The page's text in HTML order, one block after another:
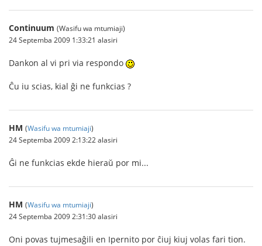
Continuum (Wasifu wa mtumiaji)
24 Septemba 2009 1:33:21 alasiri
Dankon al vi pri via respondo
Ĉu iu scias, kial ĝi ne funkcias ?
HM (Wasifu wa mtumiaji)
24 Septemba 2009 2:13:22 alasiri
Ĝi ne funkcias ekde hieraŭ por mi...
HM (Wasifu wa mtumiaji)
24 Septemba 2009 2:31:30 alasiri
Oni povas tujmesaĝili en Ipernito por ĉiuj kiuj volas fari tion.